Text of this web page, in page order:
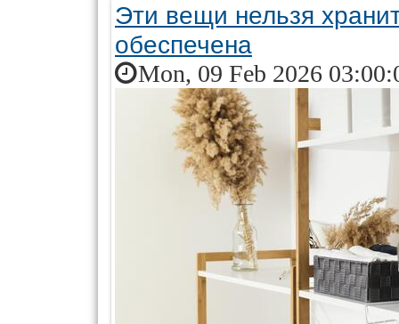
Эти вещи нельзя
обеспечена
Mon, 09 Feb 2026